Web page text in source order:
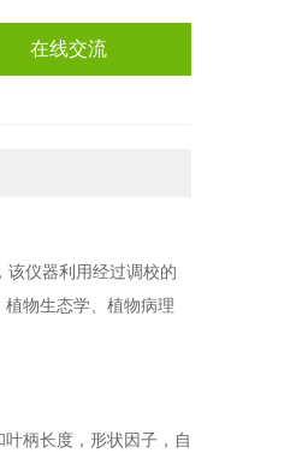
在线交流
该仪器利用经过调校的
物生态学、植物病理
柄长度，形状因子，自